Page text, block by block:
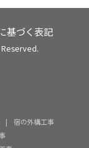
基づく表記
宿の外構工事